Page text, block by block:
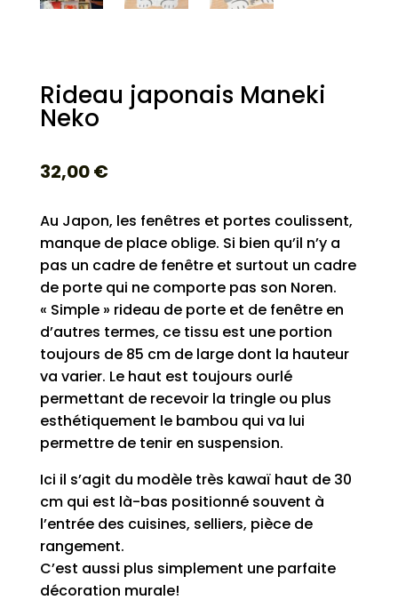
Rideau japonais Maneki
Neko
32,00€
Au Japon, les fenêtres et portes coulissent,
manque de place oblige. Si bien qu’il n’y a
pas un cadre de fenêtre et surtout un cadre
de porte qui ne comporte pas son Noren.
« Simple » rideau de porte et de fenêtre en
d’autres termes, ce tissu est une portion
toujours de 85 cm de large dont la hauteur
va varier. Le haut est toujours ourlé
permettant de recevoir la tringle ou plus
esthétiquement le bambou qui va lui
permettre de tenir en suspension.
Ici il s’agit du modèle très kawaï haut de 30
cm qui est là-bas positionné souvent à
l’entrée des cuisines, selliers, pièce de
rangement.
C’est aussi plus simplement une parfaite
décoration murale!